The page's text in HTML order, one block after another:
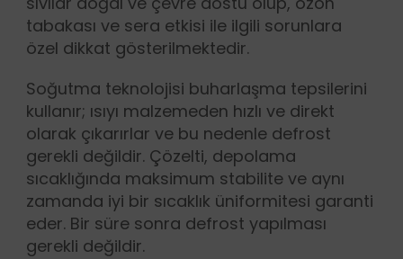
tabakası ve sera etkisi ile ilgili sorunlara
özel dikkat gösterilmektedir.
Soğutma teknolojisi buharlaşma tepsilerini
kullanır; ısıyı malzemeden hızlı ve direkt
olarak çıkarırlar ve bu nedenle defrost
gerekli değildir. Çözelti, depolama
sıcaklığında maksimum stabilite ve aynı
zamanda iyi bir sıcaklık üniformitesi garanti
eder. Bir süre sonra defrost yapılması
gerekli değildir.